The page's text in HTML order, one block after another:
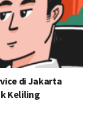
di Jakarta
Keliling